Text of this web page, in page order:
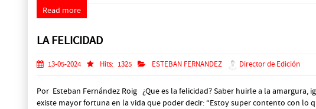
Read more
LA FELICIDAD
13-05-2024 Hits: 1325 ESTEBAN FERNANDEZ Director de Edición
Por Esteban Fernández Roig ¿Que es la felicidad? Saber huirle a la
existe mayor fortuna en la vida que poder decir: “Estoy super contento con lo